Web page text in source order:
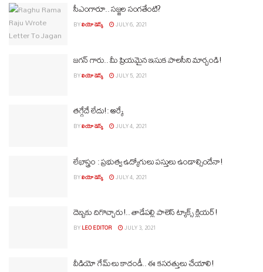
సీఎంగారూ.. సజ్జల సంగతేంటి?
BYలియో డెస్క్ JULY 6, 2021
జగన్ గారు.. మీ ప్రియమైన ఇసుక పాలసీని మార్చండి!
BYలియో డెస్క్ JULY 5, 2021
తగ్గేదే లేదు!: ఆర్కే
BYలియో డెస్క్ JULY 4, 2021
లేఖాస్త్రం : ప్రభుత్వ ఉద్యోగులు పస్తులు ఉండాల్సిందేనా!
BYలియో డెస్క్ JULY 4, 2021
దెబ్బకు దిగొచ్చారు!.. తాడేప‌ల్లి పాలెస్ ట్యాక్స్ క్లియ‌ర్‌!
BYLEO EDITOR JULY 3, 2021
వీడియో గేమ్ లు కాదండీ.. ఈ క‌స‌ర‌త్తులు చేయాలి!